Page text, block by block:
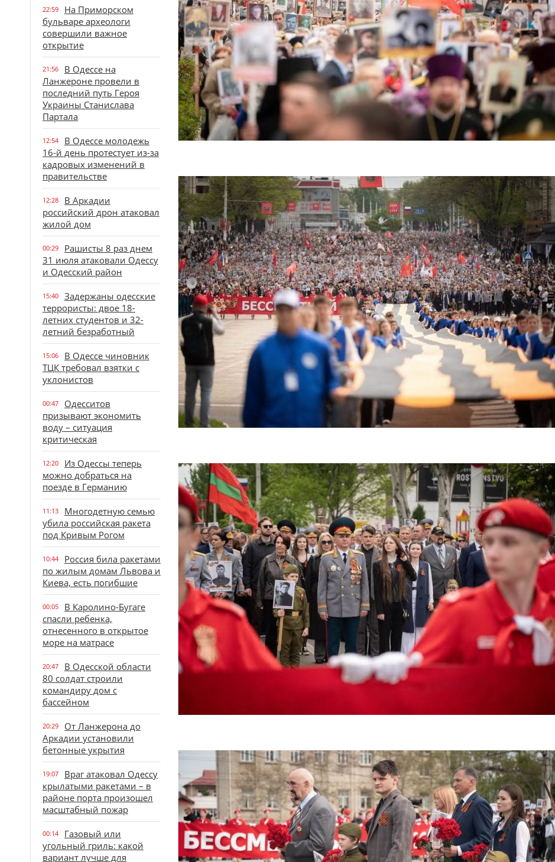
22:59
На Приморском
бульваре археологи
совершили важное
открытие
21:56
В Одессе на
Ланжероне провели в
последний путь Героя
Украины Станислава
Партала
12:54
В Одессе молодежь
16-й день протестует из-за
кадровых изменений в
правительстве
12:28
В Аркадии
российский дрон атаковал
жилой дом
00:29
Рашисты 8 раз днем
31 июля атаковали Одессу
и Одесский район
15:40
Задержаны одесские
террористы: двое 18-
летних студентов и 32-
летний безработный
15:06
В Одессе чиновник
ТЦК требовал взятки с
уклонистов
00:47
Одесситов
призывают экономить
воду – ситуация
критическая
12:20
Из Одессы теперь
можно добраться на
поезде в Германию
11:13
Многодетную семью
убила российская ракета
под Кривым Рогом
10:44
Россия била ракетами
по жилым домам Львова и
Киева, есть погибшие
00:05
В Каролино-Бугаге
спасли ребенка,
отнесенного в открытое
море на матрасе
20:47
В Одесской области
80 солдат строили
командиру дом с
бассейном
20:29
От Ланжерона до
Аркадии установили
бетонные укрытия
19:07
Враг атаковал Одессу
крылатыми ракетами – в
районе порта произошел
масштабный пожар
00:14
Газовый или
угольный гриль: какой
вариант лучше для